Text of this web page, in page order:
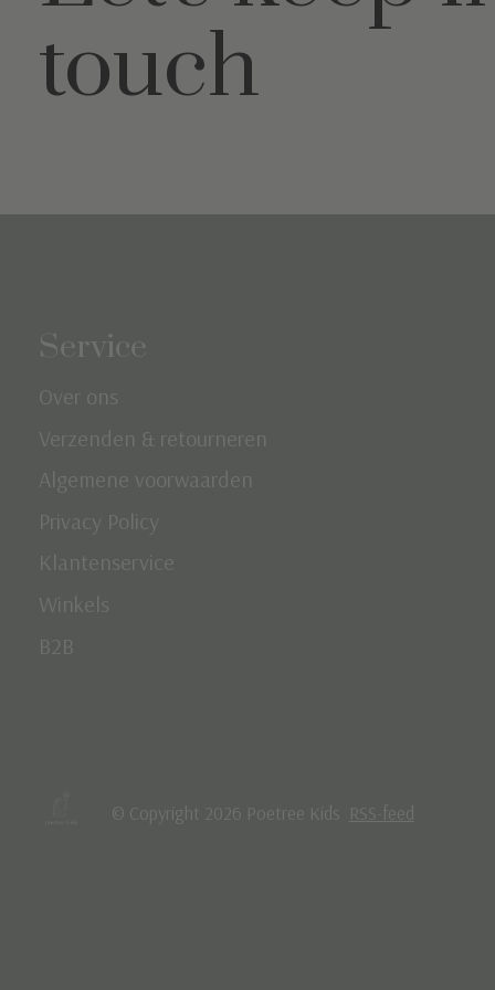
touch
Service
Over ons
Verzenden & retourneren
Algemene voorwaarden
Privacy Policy
Klantenservice
Winkels
B2B
© Copyright 2026 Poetree Kids RSS-feed